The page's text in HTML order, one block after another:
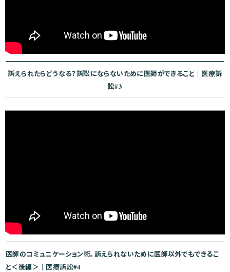
訴えられたらどうなる？訴訟にならないために医師ができること｜医療訴
訟#3
医師のコミュニケーション術。訴えられないために医師以外でもできるこ
と＜後編＞｜医療訴訟#4